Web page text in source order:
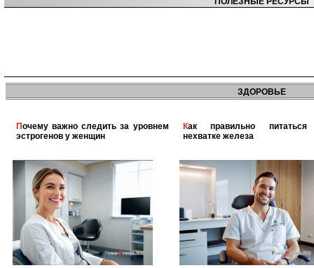
ЗДОРОВЬЕ
Почему важно следить за уровнем
эстрогенов у женщин
Как правильно питаться при
нехватке железа